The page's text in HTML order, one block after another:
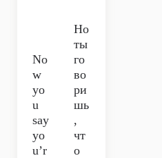
No
w
yo
u
say
yo
u’r
Но
ты
го
во
ри
шь
,
чт
о